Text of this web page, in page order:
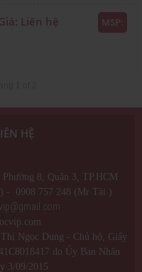
Liên hệ MSP:
HỆ
8, Quận 3, TP.HCM
- 0908 757 248 (Mr Tài )
Ngọc Dung - Chủ hộ, Giấy
do Ủy Ban Nhân
3/09/2015